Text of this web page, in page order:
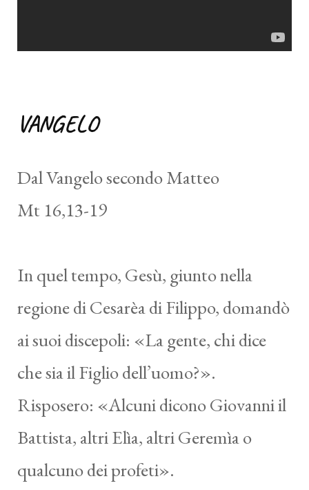
VANGELO
Dal Vangelo secondo Matteo
Mt 16,13-19
In quel tempo, Gesù, giunto nella
regione di Cesarèa di Filippo, domandò
ai suoi discepoli: «La gente, chi dice
che sia il Figlio dell’uomo?».
Risposero: «Alcuni dicono Giovanni il
Battista, altri Elìa, altri Geremìa o
qualcuno dei profeti».